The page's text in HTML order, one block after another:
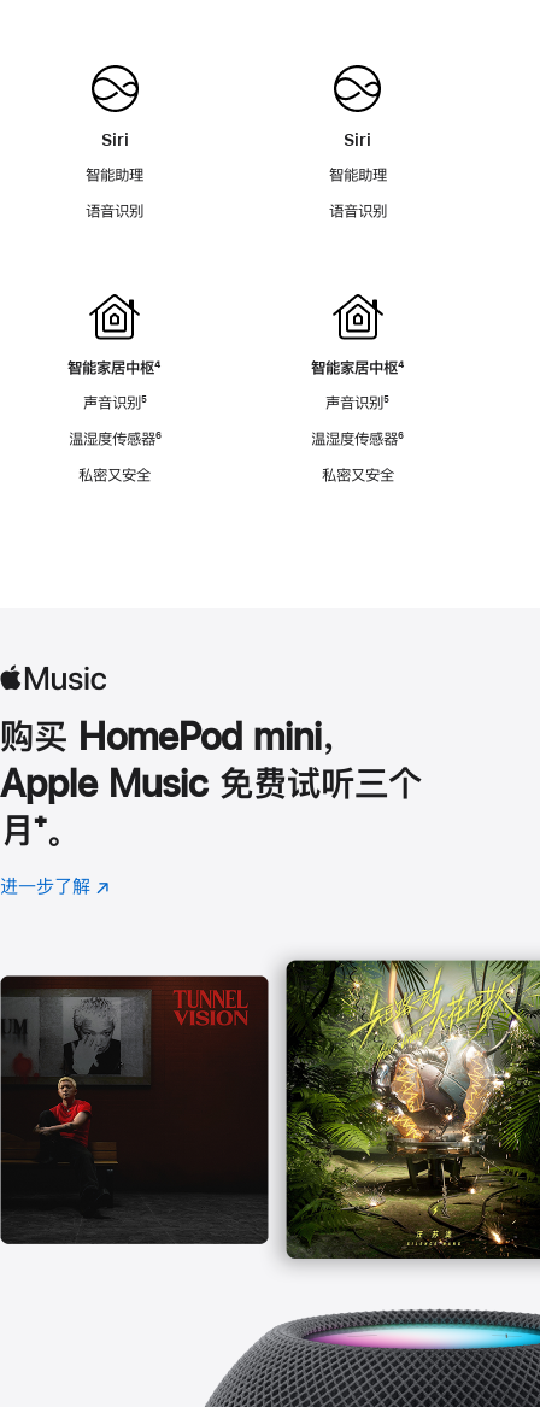
Siri
智能助理
语音识别
智能家居中枢脚
⁴
声音识别脚
⁵
温湿度传感器脚
⁶
私密又安全
Siri
智能助理
语音识别
智能家居中枢脚
⁴
声音识别脚
⁵
温湿度传感器脚
⁶
私密又安全
购买 HomePod mini，
Apple Music 免费试听三个
月 脚
注
⁺。
进一步了解 Apple
(在
口
中
打
开)